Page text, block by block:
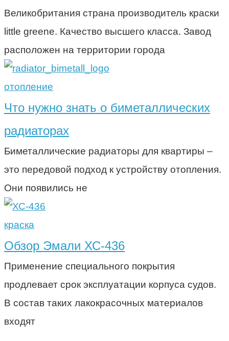
Великобритания страна производитель краски
little greene. Качество высшего класса. Завод
расположен на территории города
отопление
Что нужно знать о биметаллических
радиаторах
Биметаллические радиаторы для квартиры –
это передовой подход к устройству отопления.
Они появились не
краска
Обзор Эмали ХС-436
Применение специального покрытия
продлевает срок эксплуатации корпуса судов.
В состав таких лакокрасочных материалов
входят